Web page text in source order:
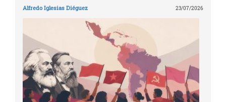
Alfredo Iglesias Diéguez 23/07/2026